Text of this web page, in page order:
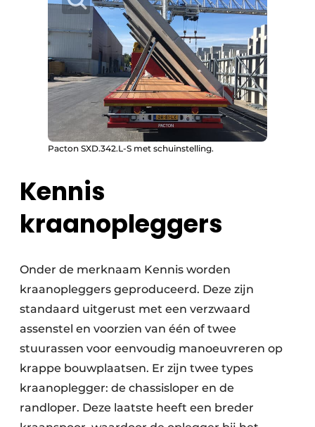
Pacton SXD.342.L-S met schuinstelling.
Kennis
kraanopleggers
Onder de merknaam Kennis worden
kraanopleggers geproduceerd. Deze zijn
standaard uitgerust met een verzwaard
assenstel en voorzien van één of twee
stuurassen voor eenvoudig manoeuvreren op
krappe bouwplaatsen. Er zijn twee types
kraanoplegger: de chassisloper en de
randloper. Deze laatste heeft een breder